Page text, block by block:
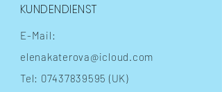
KUNDENDIENST
E-Mail:
elenakaterova@icloud.com
Tel: 07437839595 (UK)